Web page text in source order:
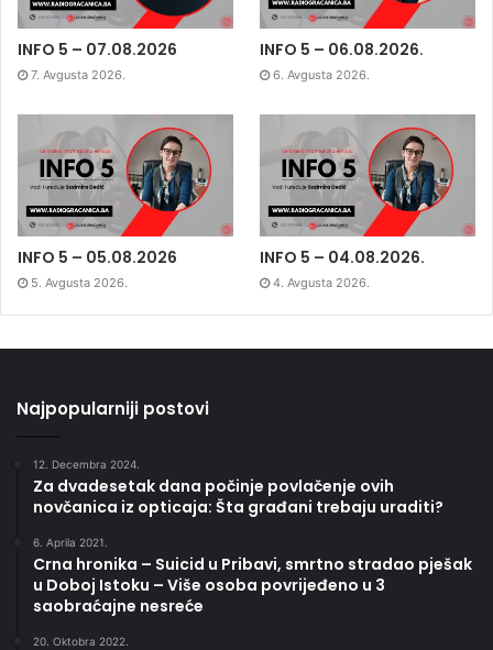
INFO 5 – 07.08.2026
7. Avgusta 2026.
INFO 5 – 06.08.2026.
6. Avgusta 2026.
INFO 5 – 05.08.2026
5. Avgusta 2026.
INFO 5 – 04.08.2026.
4. Avgusta 2026.
Najpopularniji postovi
12. Decembra 2024.
Za dvadesetak dana počinje povlačenje ovih
novčanica iz opticaja: Šta građani trebaju uraditi?
6. Aprila 2021.
Crna hronika – Suicid u Pribavi, smrtno stradao pješak
u Doboj Istoku – Više osoba povrijeđeno u 3
saobraćajne nesreće
20. Oktobra 2022.